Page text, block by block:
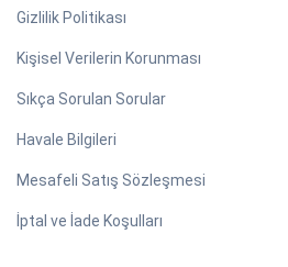
Gizlilik Politikası
Kişisel Verilerin Korunması
Sıkça Sorulan Sorular
Havale Bilgileri
Mesafeli Satış Sözleşmesi
İptal ve İade Koşulları